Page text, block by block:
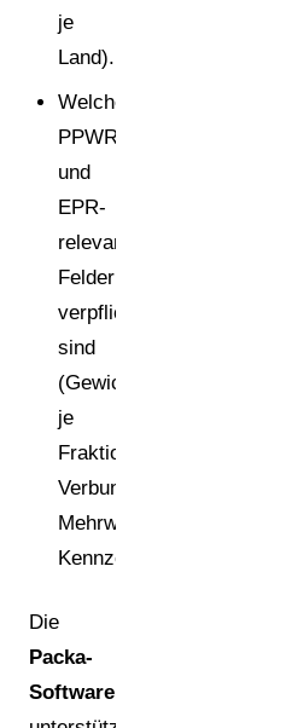
je
Land).
Welche
PPWR-
und
EPR-
relevanten
Felder
verpflichtend
sind
(Gewichte
je
Fraktion,
Verbundanteile,
Mehrweg/Einweg,
Kennzeichnungspflichten).
Die
Packa-
Software